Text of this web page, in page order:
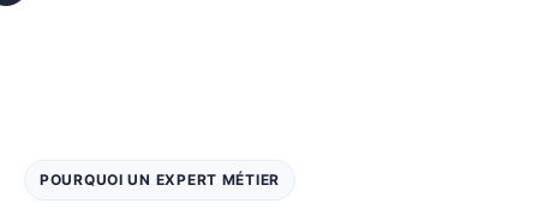
POURQUOI UN EXPERT MÉTIER